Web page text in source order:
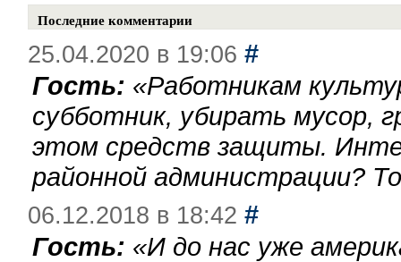
Последние комментарии
25.04.2020 в 19:06 #
Гость: «Работникам
субботник, убирать мусор,
этом средств защиты.
районной администрации?
06.12.2018 в 18:42 #
Гость: «И до нас уже